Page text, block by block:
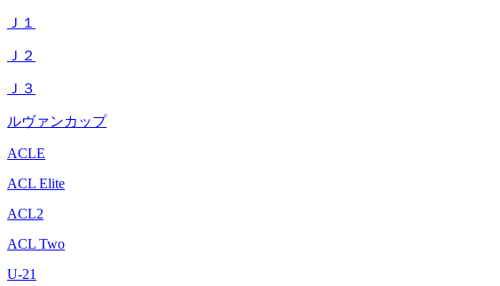
Ｊ１
Ｊ２
Ｊ３
ルヴァンカップ
ACLE
ACL Elite
ACL2
ACL Two
U-21